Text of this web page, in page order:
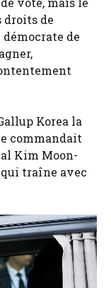
droits de
de
Korea la
commandait
Kim Moon-
qui traîne avec